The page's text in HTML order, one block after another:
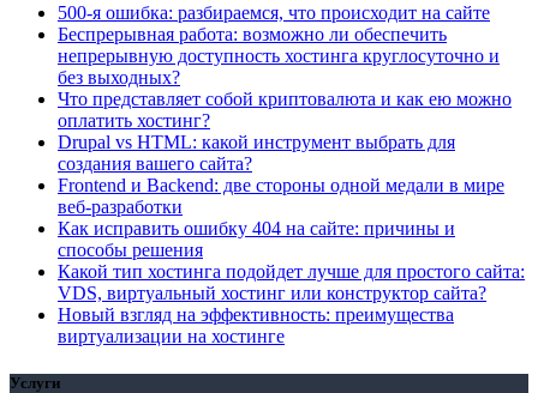
500-я ошибка: разбираемся, что происходит на сайте
Беспрерывная работа: возможно ли обеспечить
непрерывную доступность хостинга круглосуточно и
без выходных?
Что представляет собой криптовалюта и как ею можно
оплатить хостинг?
Drupal vs HTML: какой инструмент выбрать для
создания вашего сайта?
Frontend и Backend: две стороны одной медали в мире
веб-разработки
Как исправить ошибку 404 на сайте: причины и
способы решения
Какой тип хостинга подойдет лучше для простого сайта:
VDS, виртуальный хостинг или конструктор сайта?
Новый взгляд на эффективность: преимущества
виртуализации на хостинге
Услуги